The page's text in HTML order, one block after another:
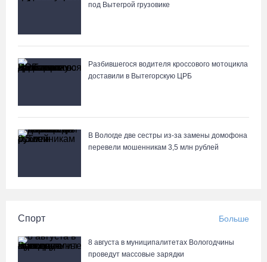
под Вытегрой грузовике
Разбившегося водителя кроссового мотоцикла
доставили в Вытегорскую ЦРБ
В Вологде две сестры из-за замены домофона
перевели мошенникам 3,5 млн рублей
Спорт Больше
8 августа в муниципалитетах Вологодчины
проведут массовые зарядки